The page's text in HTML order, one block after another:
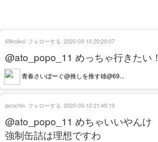
@ato_popo_11 めっちゃ行きたい！
青春さいぼーぐ@推しを推す雄@69...
69koikoi フォローする 2020-03-10 20:20:07
@ato_popo_11 めちゃいいやんけ
強制缶詰は理想ですわ
jacochin フォローする 2020-03-10 21:45:19